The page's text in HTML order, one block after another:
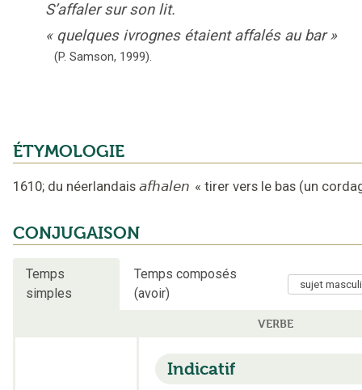
S’affaler sur son lit.
« quelques ivrognes étaient affalés au bar »
(P. Samson, 1999).
ÉTYMOLOGIE
1610; du néerlandais afhalen « tirer vers le bas (un
CONJUGAISON
Temps
simples
Temps composés
(avoir)
VERBE
Indicatif